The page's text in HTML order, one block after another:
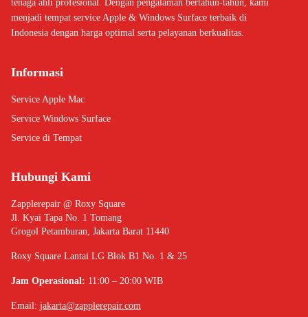
tenaga ahli profesional. Dengan pengalaman bertahun-tahun, kami
menjadi tempat service Apple & Windows Surface terbaik di
Indonesia dengan harga optimal serta pelayanan berkualitas.
Informasi
Service Apple Mac
Service Windows Surface
Service di Tempat
Hubungi Kami
Zapplerepair @ Roxy Square
Jl. Kyai Tapa No. 1 Tomang
Grogol Petamburan, Jakarta Barat 11440
Roxy Square Lantai LG Blok B1 No. 1 & 25
Jam Operasional: 11:00 – 20:00 WIB
Email: jakarta@zapplerepair.com